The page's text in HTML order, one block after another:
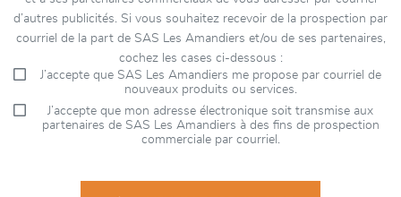
d’autres publicités. Si vous souhaitez recevoir de la prospection par
courriel de la part de SAS Les Amandiers et/ou de ses partenaires,
cochez les cases ci-dessous :
J’accepte que SAS Les Amandiers me propose par courriel de
nouveaux produits ou services.
J’accepte que mon adresse électronique soit transmise aux
partenaires de SAS Les Amandiers à des fins de prospection
commerciale par courriel.